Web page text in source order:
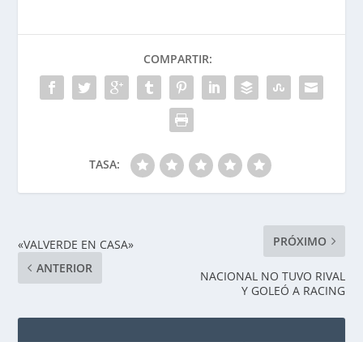
COMPARTIR:
TASA:
«VALVERDE EN CASA»
ANTERIOR
PRÓXIMO
NACIONAL NO TUVO RIVAL
Y GOLEÓ A RACING